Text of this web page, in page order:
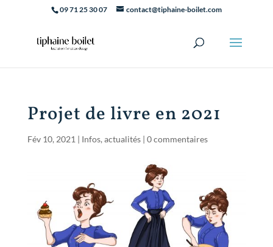
09 71 25 30 07 contact@tiphaine-boilet.com
Projet de livre en 2021
Fév 10, 2021 | Infos, actualités| 0 commentaires